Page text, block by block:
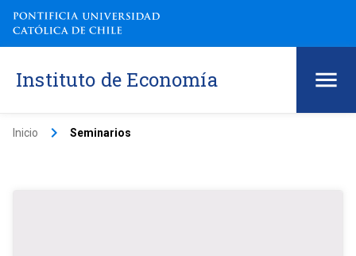
Instituto de Economía
Inicio keyboard_arrow_right Seminarios